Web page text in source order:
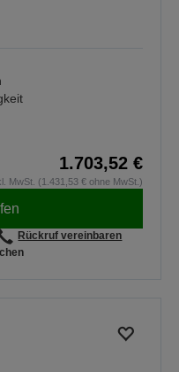
1.703,52 €
MwSt. (1.431,53 € ohne MwSt.)
Rückruf vereinbaren